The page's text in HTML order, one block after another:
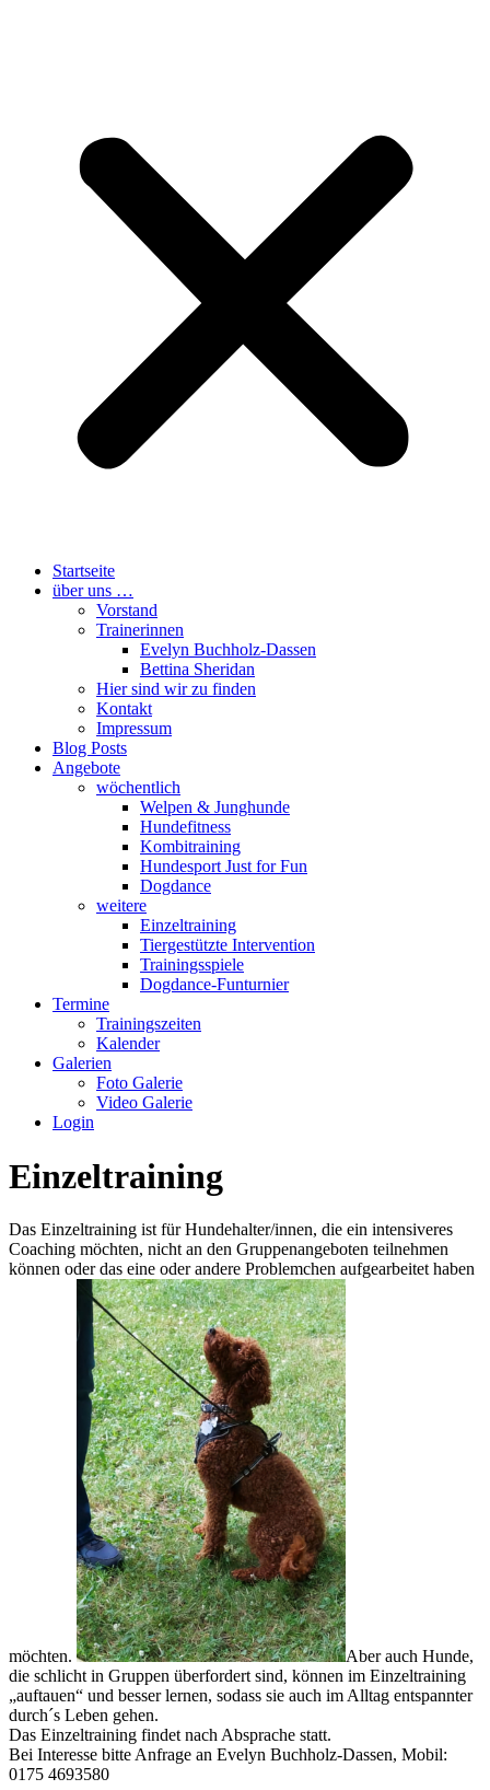
Startseite
über uns …
Vorstand
Trainerinnen
Evelyn Buchholz-Dassen
Bettina Sheridan
Hier sind wir zu finden
Kontakt
Impressum
Blog Posts
Angebote
wöchentlich
Welpen & Junghunde
Hundefitness
Kombitraining
Hundesport Just for Fun
Dogdance
weitere
Einzeltraining
Tiergestützte Intervention
Trainingsspiele
Dogdance-Funturnier
Termine
Trainingszeiten
Kalender
Galerien
Foto Galerie
Video Galerie
Login
Einzeltraining
Das Einzeltraining ist für Hundehalter/innen, die ein intensiveres
Coaching möchten, nicht an den Gruppenangeboten teilnehmen
können oder das eine oder andere Problemchen aufgearbeitet haben
möchten.
Aber auch Hunde,
die schlicht in Gruppen überfordert sind, können im Einzeltraining
„auftauen“ und besser lernen, sodass sie auch im Alltag entspannter
durch´s Leben gehen.
Das Einzeltraining findet nach Absprache statt.
Bei Interesse bitte Anfrage an Evelyn Buchholz-Dassen, Mobil:
0175 4693580